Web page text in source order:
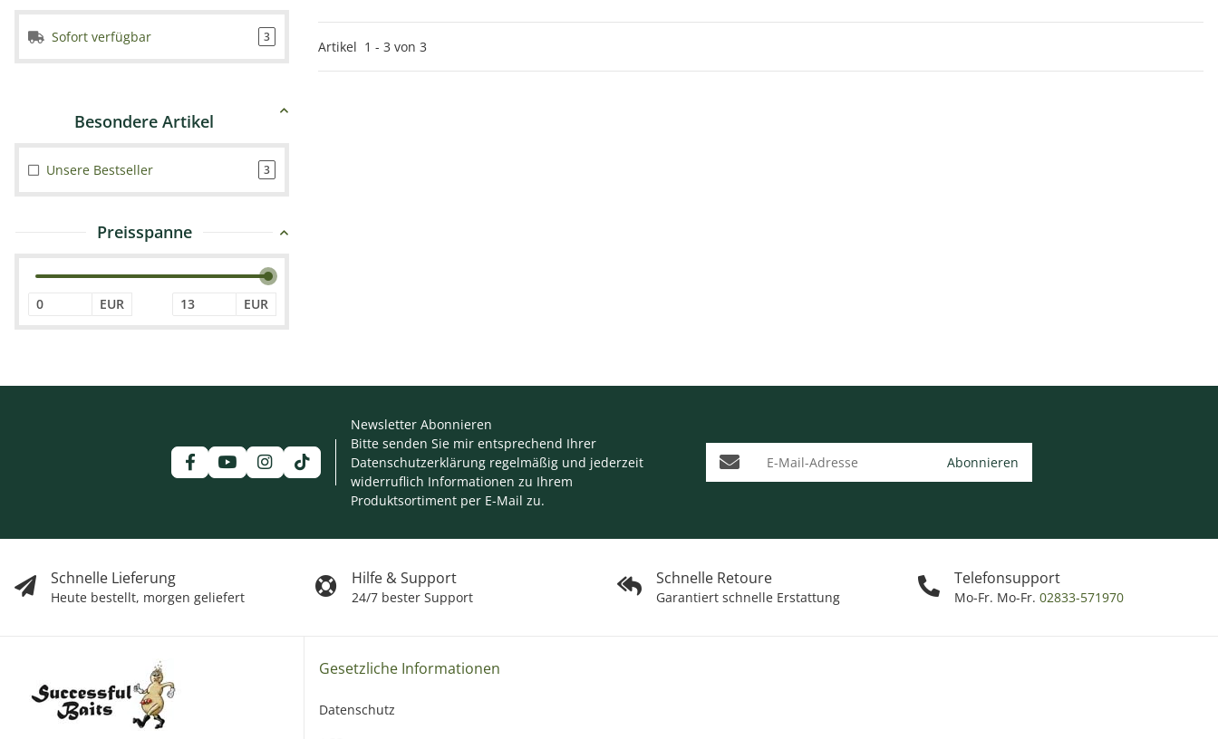
Artikel 1 - 3 von 3
Sofort verfügbar 3
Unsere Bestseller 3
Preisspanne
EUR EUR
Schnelle Lieferung
Heute bestellt, morgen geliefert
Hilfe & Support
24/7 bester Support
Schnelle Retoure
Garantiert schnelle Erstattung
Telefonsupport
Mo-Fr. Mo-Fr. 02833-571970
Newsletter Abonnieren
Bitte senden Sie mir entsprechend Ihrer
Datenschutzerklärung regelmäßig und jederzeit
widerruflich Informationen zu Ihrem
Produktsortiment per E-Mail zu.
E-Mail-Adresse Abonnieren
Gesetzliche Informationen
Datenschutz